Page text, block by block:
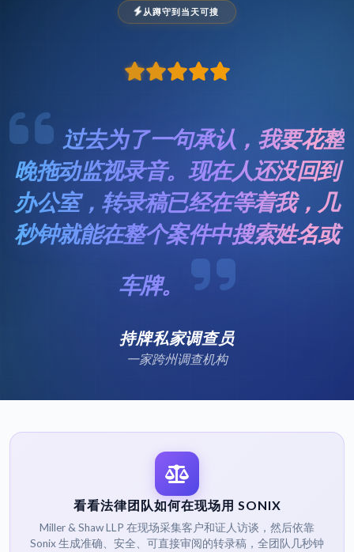
从蹲守到当天可搜
过去为了一句承认，我要花整
晚拖动监视录音。现在人还没回到
办公室，转录稿已经在等着我，几
秒钟就能在整个案件中搜索姓名或
车牌。
持牌私家调查员
一家跨州调查机构
看看法律团队如何在现场用 SONIX
Miller & Shaw LLP 在现场采集客户和证人访谈，然后依靠
Sonix 生成准确、安全、可直接审阅的转录稿，全团队几秒钟